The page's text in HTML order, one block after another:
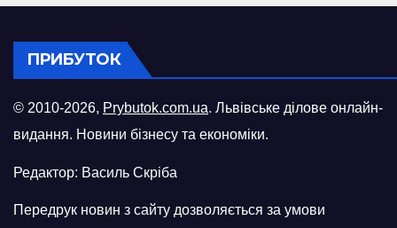
ПРИБУТОК
© 2010-2026, Prybutok.com.ua. Львівське ділове онлайн-
видання. Новини бізнесу та економіки.
Редактор: Василь Скріба
Передрук новин з сайту дозволяється за умови